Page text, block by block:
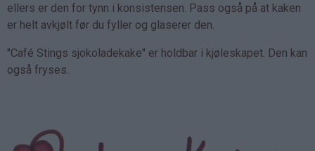
ellers er den for tynn i konsistensen. Pass også på at kaken
er helt avkjølt før du fyller og glaserer den.
"Café Stings sjokoladekake" er holdbar i kjøleskapet. Den kan
også fryses.